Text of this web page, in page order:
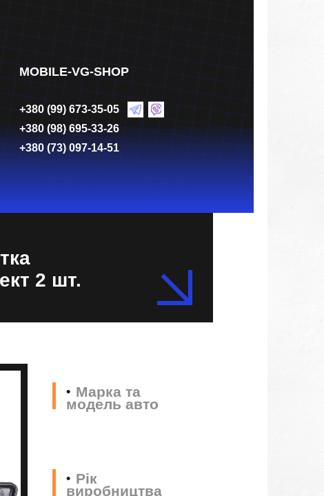
MOBILE-VG-SHOP
+380 (99) 673-35-05
+380 (98) 695-33-26
+380 (73) 097-14-51
2 шт.
Марка та
модель авто
Рік
виробництва